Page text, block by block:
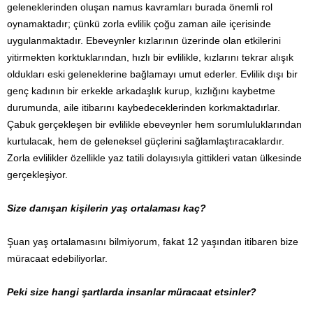
geleneklerinden oluşan namus kavramları burada önemli rol
oynamaktadır; çünkü zorla evlilik çoğu zaman aile içerisinde
uygulanmaktadır. Ebeveynler kızlarının üzerinde olan etkilerini
yitirmekten korktuklarından, hızlı bir evlilikle, kızlarını tekrar alışık
oldukları eski geleneklerine bağlamayı umut ederler. Evlilik dışı bir
genç kadının bir erkekle arkadaşlık kurup, kızlığını kaybetme
durumunda, aile itibarını kaybedeceklerinden korkmaktadırlar.
Çabuk gerçekleşen bir evlilikle ebeveynler hem sorumluluklarından
kurtulacak, hem de geleneksel güçlerini sağlamlaştıracaklardır.
Zorla evlilikler özellikle yaz tatili dolayısıyla gittikleri vatan ülkesinde
gerçekleşiyor.
Size danışan kişilerin yaş ortalaması kaç?
Şuan yaş ortalamasını bilmiyorum, fakat 12 yaşından itibaren bize
müracaat edebiliyorlar.
Peki size hangi şartlarda insanlar müracaat etsinler?